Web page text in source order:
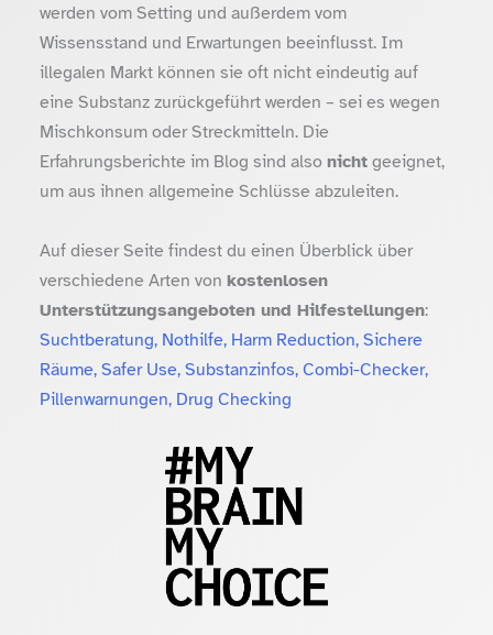
werden vom Setting und außerdem vom
Wissensstand und Erwartungen beeinflusst. Im
illegalen Markt können sie oft nicht eindeutig auf
eine Substanz zurückgeführt werden – sei es wegen
Mischkonsum oder Streckmitteln. Die
Erfahrungsberichte im Blog sind also nichtgeeignet,
um aus ihnen allgemeine Schlüsse abzuleiten.
Auf dieser Seite findest du einen Überblick über
verschiedene Arten von kostenlosen
Unterstützungsangeboten und Hilfestellungen:
Suchtberatung, Nothilfe, Harm Reduction, Sichere
Räume, Safer Use, Substanzinfos, Combi-Checker,
Pillenwarnungen, Drug Checking